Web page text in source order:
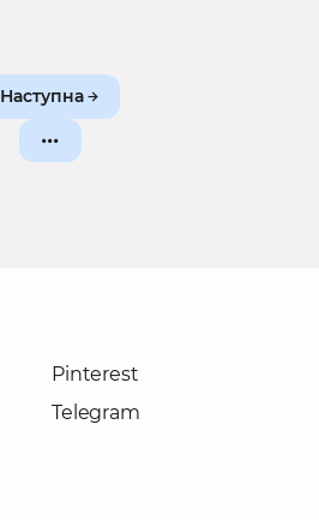
Наступна
Pinterest
Telegram